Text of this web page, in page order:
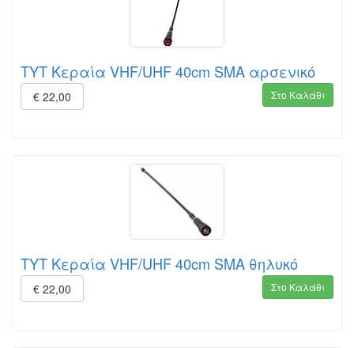
TYT Κεραία VHF/UHF 40cm SMA αρσενικό
€ 22,00 Στο Καλάθι
TYT Κεραία VHF/UHF 40cm SMA θηλυκό
€ 22,00 Στο Καλάθι